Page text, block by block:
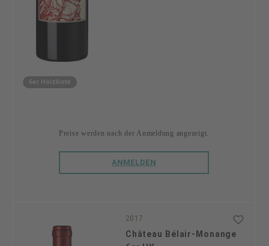
6er Holzkiste
Preise werden nach der Anmeldung angezeigt.
ANMELDEN
2017
Château Bélair-Monange